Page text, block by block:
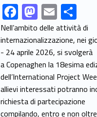
Link identifier share facebook archive #share-link-archive-83723F
ac
e
b
o
o
k
M
as
to
d
o
n
E
m
ai
l
C
o
n
di
vi
di
Nell’ambito delle attività di
internazionalizzazione, nei
- 24 aprile 2026, si svolgerà
a Copenaghen la 18esima
dell’International Project
allievi interessati potranno
richiesta di partecipazione
compilando, entro e non